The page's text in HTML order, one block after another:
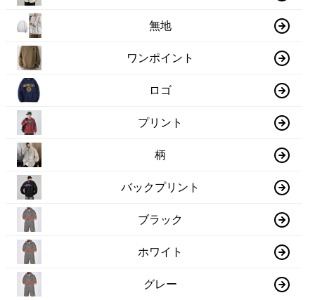
無地
ワンポイント
ロゴ
プリント
柄
バックプリント
ブラック
ホワイト
グレー